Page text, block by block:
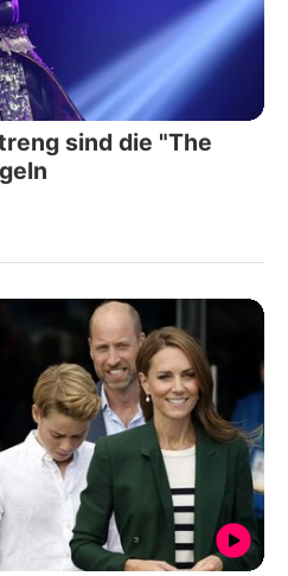
sind die "The